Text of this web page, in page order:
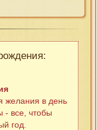
желания в день
- все, чтобы
год.